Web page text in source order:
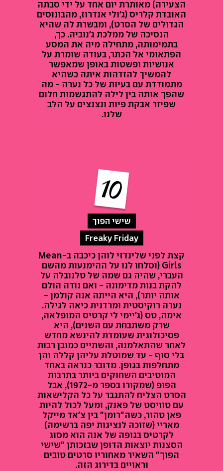
הצעירה) מאותרת יום אחד על ידי סבתה
האובדת קלריס (ג'ולי אנדרוז, מהבונוסים
הגדולים של הסרט), ומבשרת לה שהיא
הנסיכה של ממלכת ג'נוביה. כך,
בתמימותה, מתחילה מיה את המסע
הפתאומי אל הכתר, בעודה שומרת על
אנושיות ופשטות באופן שמאפשר
להמשיך להזדהות איתה כשהיא
מתמודדת עם בעיות של כל נערה - מה
שהפך אותה בין לילה להתגשמות חלום
שפיזר אבקת פיות ונצנצים על הלב
שלנו.
שישי הפוך
Freaky Friday
קצת לפני שלינדזי לוהן כיכבה ב-Mean
Girls (וסלחו לנו על ההימנעות מהשם
העברי, שהיה גם שמה של טלנובלה על
להקת בנות מדימונה - ואם נודה הולם
אותה יותר), היא הייתה אנה קולמן -
נערה רוקיסטית ומרדנית כיאה לגילה.
אימה, טס (ג'יימי לי קרטיס המופלאה,
שרק משתבחת עם השנים), היא
פסיכולוגית שעומדת להינשא מחדש
לאחר שהתאלמנה, והשתיים כמובן רבות
בלי סוף - עד שמוטלת עליהן קללה והן
מתחלפות בגופן. מדובר כנראה באחד
המוטיבים השחוקים ביותר בתרבות
הפופ (שמקורו בספר מ-1972), אבל
הסרט הצליח להתגבר על כל הקלישאות
עם טוויסט של פאנק, ומעל לכול להיות
פאן טהור, כשה"רומן" בין צ'אד מייקל
מאריי (שזוכה לנציגות יפה ברשימה)
לקרטיס בגופה של אנה הוא מסוג
הסצנות יוצאות הדופן שבזכותן "שישי
הפוך" השאיר מאחוריו סרטים טובים
וראויים בדירוג הזה.